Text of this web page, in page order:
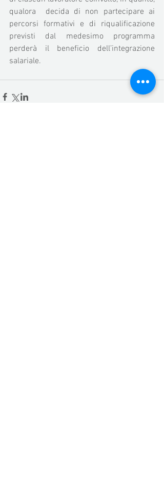
qualora  decida di non partecipare ai
percorsi formativi e di riqualificazione
previsti dal medesimo programma
perderà il beneficio dell’integrazione
salariale.